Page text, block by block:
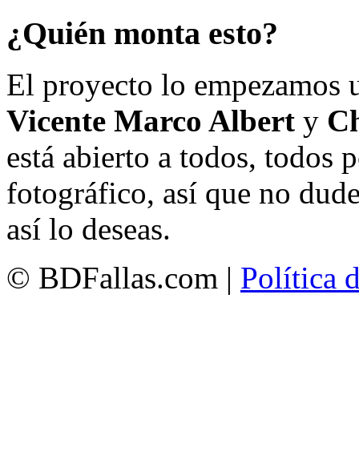
¿Quién monta esto?
El proyecto lo empezamos
Vicente Marco Albert y
está abierto a todos, todos
fotográfico, así que no
así lo deseas.
© BDFallas.com | Política